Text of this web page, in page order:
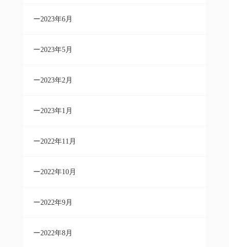
2023年6月
2023年5月
2023年2月
2023年1月
2022年11月
2022年10月
2022年9月
2022年8月